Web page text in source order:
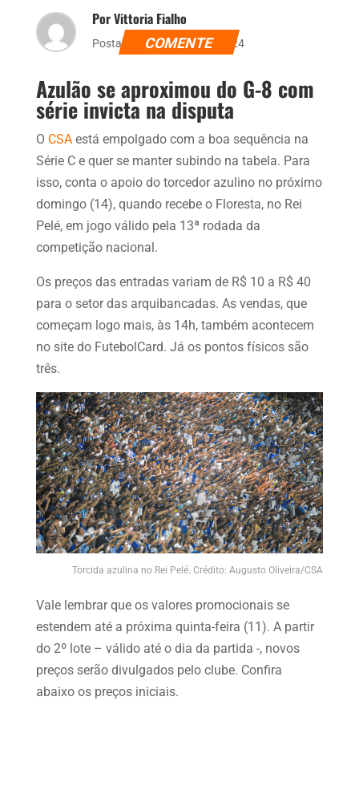
Por Vittoria Fialho
Postado dia 8 de julho de 2024
COMENTE
Azulão se aproximou do G-8 com
série invicta na disputa
O CSAestá empolgado com a boa sequência na
Série C e quer se manter subindo na tabela. Para
isso, conta o apoio do torcedor azulino no próximo
domingo (14), quando recebe o Floresta, no Rei
Pelé, em jogo válido pela 13ª rodada da
competição nacional.
Os preços das entradas variam de R$ 10 a R$ 40
para o setor das arquibancadas. As vendas, que
começam logo mais, às 14h, também acontecem
no site do FutebolCard. Já os pontos físicos são
três.
Torcida azulina no Rei Pelé. Crédito: Augusto Oliveira/CSA
Vale lembrar que os valores promocionais se
estendem até a próxima quinta-feira (11). A partir
do 2º lote – válido até o dia da partida -, novos
preços serão divulgados pelo clube. Confira
abaixo os preços iniciais.